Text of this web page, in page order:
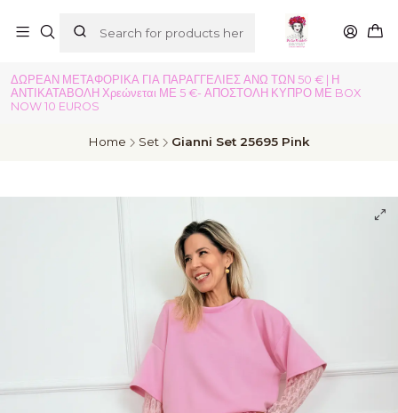
ΔΩΡΕΑΝ ΜΕΤΑΦΟΡΙΚΑ ΓΙΑ ΠΑΡΑΓΓΕΛΙΕΣ ΑΝΩ ΤΩΝ 50 € | Η
ΑΝΤΙΚΑΤΑΒΟΛΗ Χρεώνεται ΜΕ 5 €- ΑΠΟΣΤΟΛΗ ΚΥΠΡΟ ΜΕ BOX
NOW 10 EUROS
Home Set Gianni Set 25695 Pink